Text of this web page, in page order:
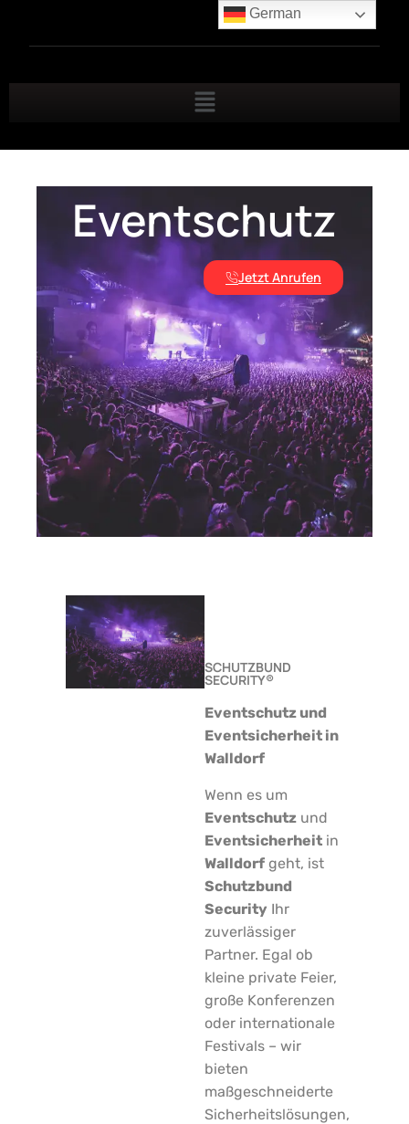
Eventschutz
Jetzt Anrufen
SCHUTZBUND
SECURITY®
Eventschutz und
Eventsicherheit in
Walldorf
Wenn es um
Eventschutz und
Eventsicherheit in
Walldorf geht, ist
Schutzbund
Security Ihr
zuverlässiger
Partner. Egal ob
kleine private Feier,
große Konferenzen
oder internationale
Festivals – wir
bieten
maßgeschneiderte
Sicherheitslösungen,
German